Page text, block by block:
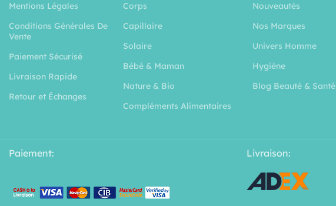
Mentions Légales
Conditions Générales De
Vente
Paiement Sécurisé
Livraison Rapide
Retour et Échanges
Corps
Capillaire
Solaire
Bébé & Maman
Nature & Bio
Compléments Alimentaires
Nouveautés
Nos Marques
Univers Homme
Hygiéne
Blog Beauté & Santé
Paiement: Livraison: